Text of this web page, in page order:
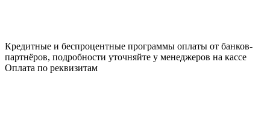
Кредитные и беспроцентные программы оплаты от банков-
партнёров, подробности уточняйте у менеджеров на кассе
Оплата по реквизитам